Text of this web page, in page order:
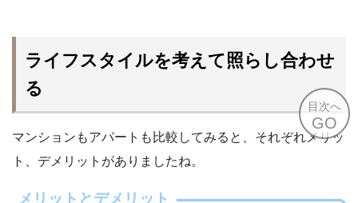
目次へ
GO
ライフスタイルを考えて照らし合わせ
る
マンションもアパートも比較してみると、それぞれメリッ
ト、デメリットがありましたね。
メリットとデメリット